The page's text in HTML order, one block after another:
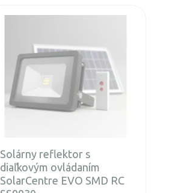
Solárny reflektor s
diaľkovým ovládaním
SolarCentre EVO SMD RC